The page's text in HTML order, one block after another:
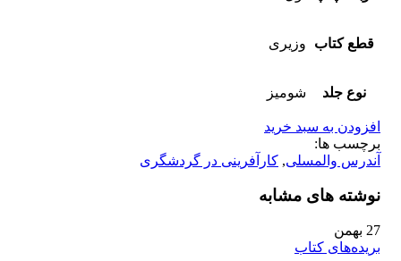
قطع کتاب وزیری
نوع جلد شومیز
افزودن به سبد خرید
برچسب ها:
آندرس والمسلی, کارآفرینی در گردشگری
نوشته های مشابه
27 بهمن
بریده‌های کتاب